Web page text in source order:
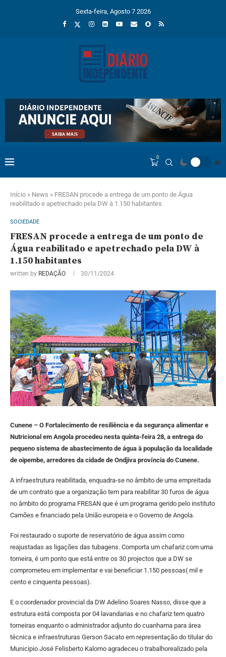
Sexta-feira, Agosto 7 2026
0
Início » News » FRESAN procede a entrega de um ponto de Água
reabilitado e apetrechado pela DW à 1.150 habitantes
SOCIEDADE
FRESAN procede a entrega de um ponto de
Água reabilitado e apetrechado pela DW à
1.150 habitantes
written by REDAÇÃO 30/11/2024
Cunene – O Fortalecimento de resiliência e da segurança alimentar e
Nutricional em Angola procedeu nesta quinta-feira 28, a entrega do
pequeno sistema de abastecimento de água à população da localidade
de oipembe, arredores da cidade de Ondjiva província do Cunene.
A infraestrutura reabilitada, enquadra-se no âmbito de uma empreitada
de um contrato que a organização tem para reabilitar 30 furos de água
no âmbito do programa FRESAN que é um programa gerido pelo instituto
Camões e financiado pela União europeia e o Governo de Angola.
Foi restaurado o suporte de reservatório de água assim como
reajustadas as ligações das tubagens. Comporta um chafariz com uma
torneira, é um ponto que está entre os 30 projectos que a DW se
comprometeu em implementar e vai beneficiar 1.150 pessoas( mil e
cento e cinquenta pessoas).
E o coordenador provincial da DW Adelino Soares Nasso, disse que a
estrutura está composta por 04 lavandarias e no chafariz tem quatro
torneiras enquanto o administrador adjunto do cuanhama para área
técnica e infraestruturas Gerson Sacato em representação do titular do
Municipio José Felisberto Kalomo agradeceu o trabalhorealizado pela